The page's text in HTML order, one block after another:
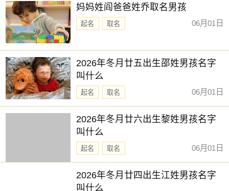
妈妈姓阎爸爸姓乔取名男孩
起名 取名 06月01日
2026年冬月廿五出生邵姓男孩名字
叫什么
起名 取名 06月01日
2026年冬月廿六出生黎姓男孩名字
叫什么
起名 取名 06月01日
2026年冬月廿四出生江姓男孩名字
叫什么